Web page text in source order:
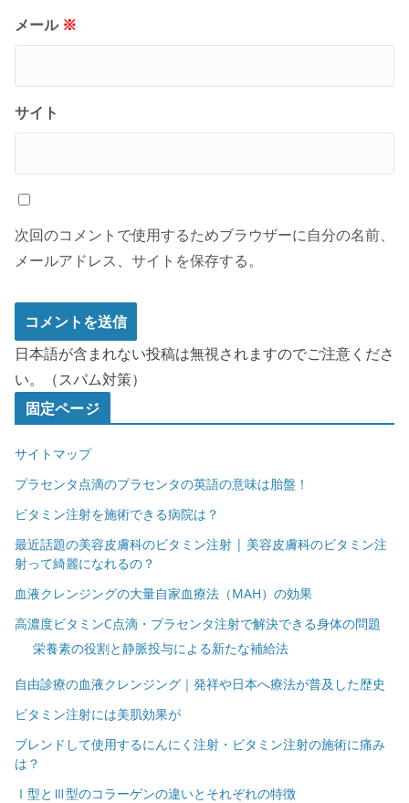
メール ※
サイト
次回のコメントで使用するためブラウザーに自分の名前、
メールアドレス、サイトを保存する。
日本語が含まれない投稿は無視されますのでご注意くださ
い。（スパム対策）
固定ページ
サイトマップ
プラセンタ点滴のプラセンタの英語の意味は胎盤！
ビタミン注射を施術できる病院は？
最近話題の美容皮膚科のビタミン注射 | 美容皮膚科のビタミン注
射って綺麗になれるの？
血液クレンジングの大量自家血療法（MAH）の効果
高濃度ビタミンC点滴・プラセンタ注射で解決できる身体の問題
栄養素の役割と静脈投与による新たな補給法
自由診療の血液クレンジング｜発祥や日本へ療法が普及した歴史
ビタミン注射には美肌効果が
ブレンドして使用するにんにく注射・ビタミン注射の施術に痛み
は？
Ⅰ型とⅢ型のコラーゲンの違いとそれぞれの特徴